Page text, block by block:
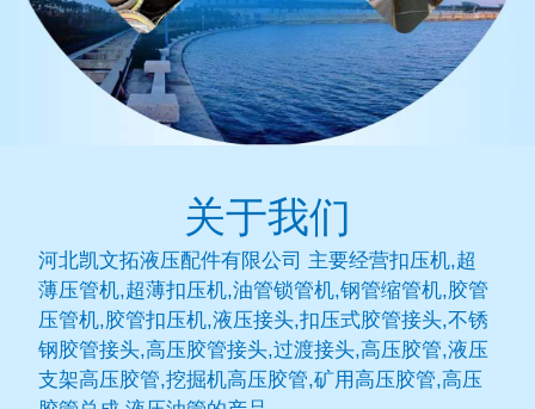
关于我们
河北凯文拓液压配件有限公司 主要经营扣压机,超
薄压管机,超薄扣压机,油管锁管机,钢管缩管机,胶管
压管机,胶管扣压机,液压接头,扣压式胶管接头,不锈
钢胶管接头,高压胶管接头,过渡接头,高压胶管,液压
支架高压胶管,挖掘机高压胶管,矿用高压胶管,高压